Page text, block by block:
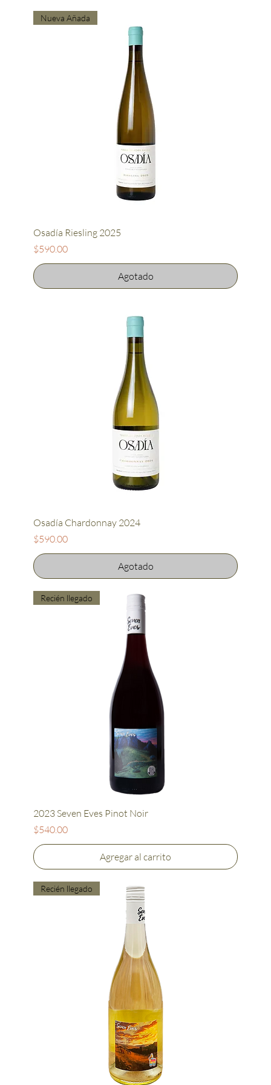
Nueva Añada
Osadía Riesling 2025
Precio
$590.00
Agotado
Osadía Chardonnay 2024
Precio
$590.00
Agotado
Recién llegado
2023 Seven Eves Pinot Noir
Precio
$540.00
Agregar al carrito
Recién llegado